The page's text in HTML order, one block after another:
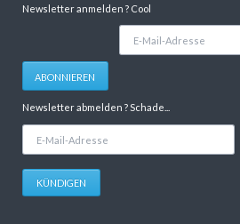
Newsletter anmelden ? Cool
Adresse
ABONNIEREN
Newsletter abmelden ? Schade...
Adresse
KÜNDIGEN